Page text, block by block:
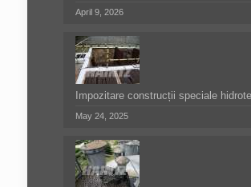
April 9, 2026
Impozitare construcții speciale
May 24, 2025